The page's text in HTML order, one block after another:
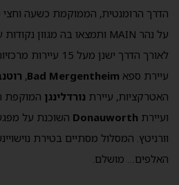
הדרך הרומנטית, הממוקמת כשעה וחצי
על נהר MAIN ותמצאו בה מגוון נקודות עניין.
לאורך הדרך ישנן מעל
עיירת ספא Bad Mergentheim
,
האטרקציות, עיירת נורדלינגן המוקפת
ועיירת Donauworth השוכנת על
וורניטץ. המסלול מסתיים בטירת
האלפים… מושלם.